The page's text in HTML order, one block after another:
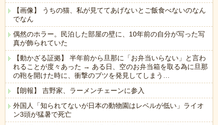
【画像】 うちの猫、私が見ててあげないとご飯食べないのなん
でなん
偶然のホラー。民泊した部屋の壁に、10年前の自分が写った写
真が飾られていた
【動かざる証拠】 半年前から旦那に「お弁当いらない」と言わ
れることが度々あった → ある日、空のお弁当箱を取る為に旦那
の鞄を開けた時に、衝撃のブツを発見してしまう…
【朗報】 吉野家、ラーメンチェーンに参入
外国人「知られてないが日本の動物園はレベルが低い」ライオ
ン3頭が猛暑で死亡